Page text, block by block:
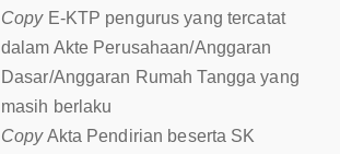
CopyE-KTP pengurus yang tercatat
dalam Akte Perusahaan/Anggaran
Dasar/Anggaran Rumah Tangga yang
masih berlaku
CopyAkta Pendirian beserta SK